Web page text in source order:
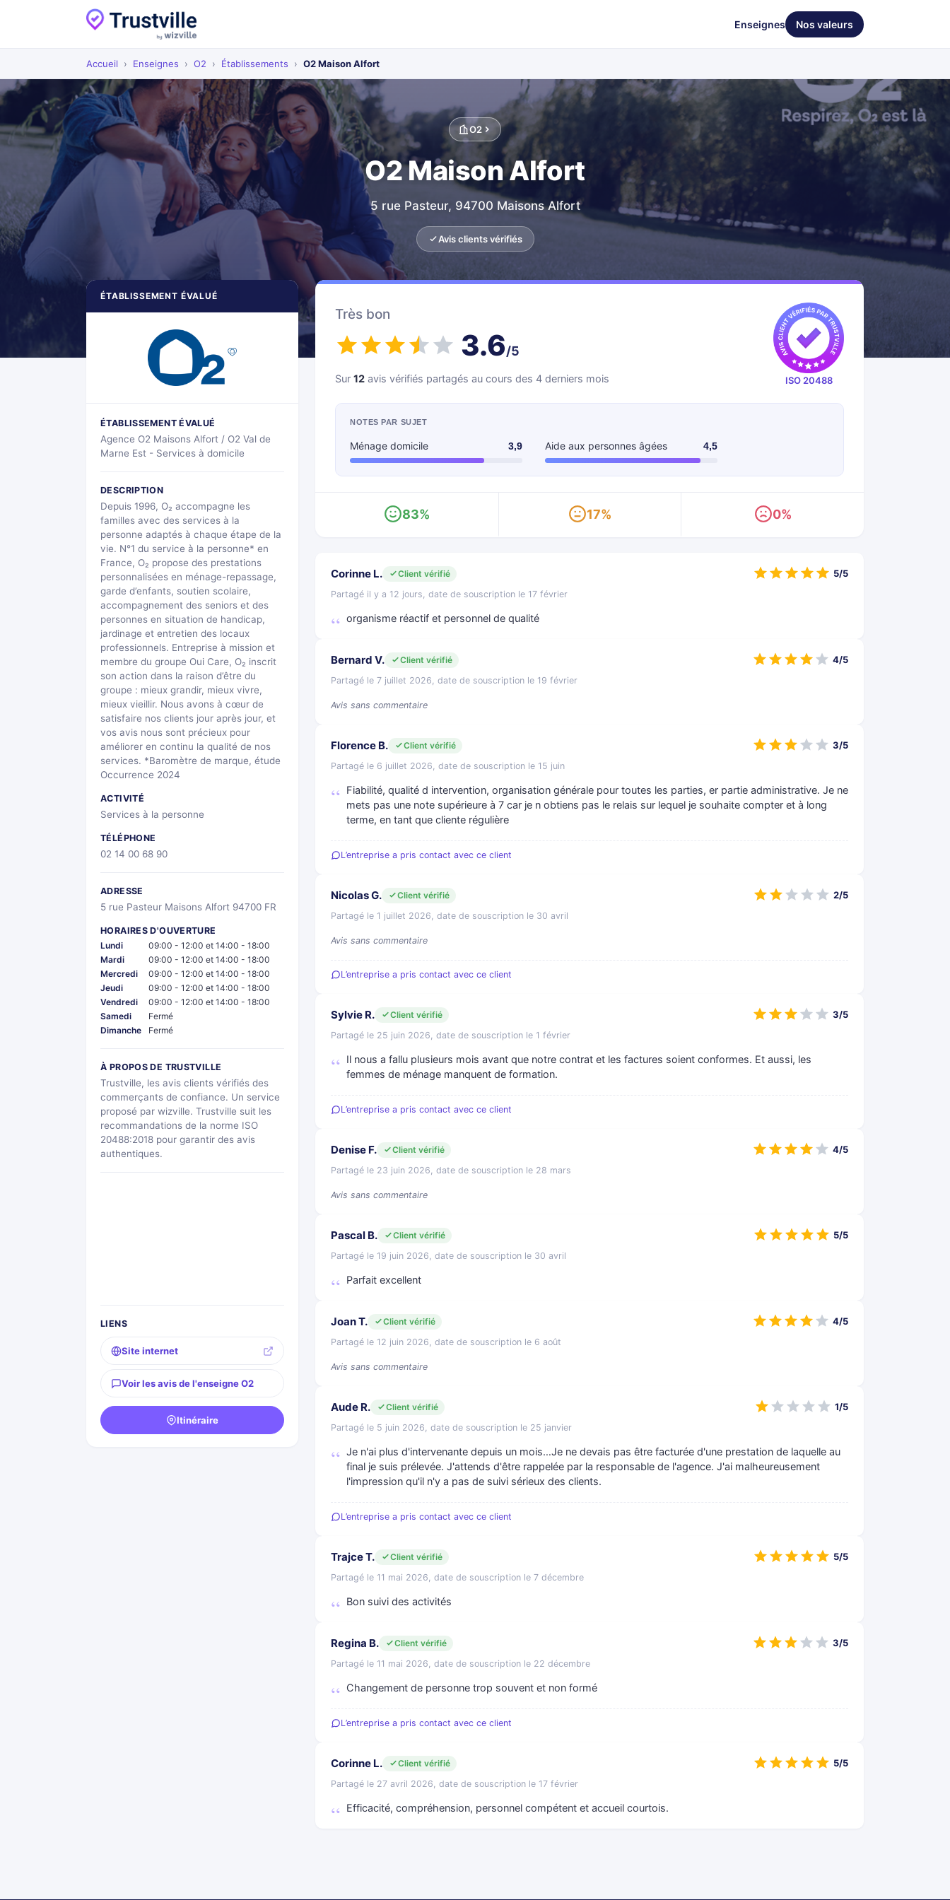
Enseignes Nos valeurs
Accueil › Enseignes › O2 › Établissements › O2 Maison Alfort
O2
O2 Maison Alfort
5 rue Pasteur, 94700 Maisons Alfort
Avis clients vérifiés
ÉTABLISSEMENT ÉVALUÉ
ÉTABLISSEMENT ÉVALUÉ
Agence O2 Maisons Alfort / O2 Val de
Marne Est - Services à domicile
DESCRIPTION
Depuis 1996, O₂ accompagne les
familles avec des services à la
personne adaptés à chaque étape de la
vie. N°1 du service à la personne* en
France, O₂ propose des prestations
personnalisées en ménage-repassage,
garde d’enfants, soutien scolaire,
accompagnement des seniors et des
personnes en situation de handicap,
jardinage et entretien des locaux
professionnels. Entreprise à mission et
membre du groupe Oui Care, O₂ inscrit
son action dans la raison d’être du
groupe : mieux grandir, mieux vivre,
mieux vieillir. Nous avons à cœur de
satisfaire nos clients jour après jour, et
vos avis nous sont précieux pour
améliorer en continu la qualité de nos
services. *Baromètre de marque, étude
Occurrence 2024
ACTIVITÉ
Services à la personne
TÉLÉPHONE
02 14 00 68 90
ADRESSE
5 rue Pasteur Maisons Alfort 94700 FR
HORAIRES D'OUVERTURE
Lundi
09:00 - 12:00 et 14:00 - 18:00
Mardi
09:00 - 12:00 et 14:00 - 18:00
Mercredi
09:00 - 12:00 et 14:00 - 18:00
Jeudi
09:00 - 12:00 et 14:00 - 18:00
Vendredi
09:00 - 12:00 et 14:00 - 18:00
Samedi
Fermé
Dimanche
Fermé
À PROPOS DE TRUSTVILLE
Trustville, les avis clients vérifiés des
commerçants de confiance. Un service
proposé par wizville. Trustville suit les
recommandations de la norme ISO
20488:2018 pour garantir des avis
authentiques.
LIENS
Site internet
Voir les avis de l'enseigne O2
Itinéraire
Très bon
3.6/5
Sur 12 avis vérifiés partagés au cours des 4 derniers mois ISO 20488
NOTES PAR SUJET
Ménage domicile 3,9 Aide aux personnes âgées 4,5
83% 17% 0%
Corinne L.
Client vérifié
Partagé il y a 12 jours, date de souscription le 17 février
organisme réactif et personnel de qualité
5/5
Bernard V.
Client vérifié
Partagé le 7 juillet 2026, date de souscription le 19 février
Avis sans commentaire
4/5
Florence B.
Client vérifié
Partagé le 6 juillet 2026, date de souscription le 15 juin
Fiabilité, qualité d intervention, organisation générale pour toutes les parties, er partie administrative. Je ne
mets pas une note supérieure à 7 car je n obtiens pas le relais sur lequel je souhaite compter et à long
terme, en tant que cliente régulière
3/5
L’entreprise a pris contact avec ce client
Nicolas G.
Client vérifié
Partagé le 1 juillet 2026, date de souscription le 30 avril
Avis sans commentaire
2/5
L’entreprise a pris contact avec ce client
Sylvie R.
Client vérifié
Partagé le 25 juin 2026, date de souscription le 1 février
Il nous a fallu plusieurs mois avant que notre contrat et les factures soient conformes. Et aussi, les
femmes de ménage manquent de formation.
3/5
L’entreprise a pris contact avec ce client
Denise F.
Client vérifié
Partagé le 23 juin 2026, date de souscription le 28 mars
Avis sans commentaire
4/5
Pascal B.
Client vérifié
Partagé le 19 juin 2026, date de souscription le 30 avril
Parfait excellent
5/5
Joan T.
Client vérifié
Partagé le 12 juin 2026, date de souscription le 6 août
Avis sans commentaire
4/5
Aude R.
Client vérifié
Partagé le 5 juin 2026, date de souscription le 25 janvier
Je n'ai plus d'intervenante depuis un mois…Je ne devais pas être facturée d'une prestation de laquelle au
final je suis prélevée. J'attends d'être rappelée par la responsable de l'agence. J'ai malheureusement
l'impression qu'il n'y a pas de suivi sérieux des clients.
1/5
L’entreprise a pris contact avec ce client
Trajce T.
Client vérifié
Partagé le 11 mai 2026, date de souscription le 7 décembre
Bon suivi des activités
5/5
Regina B.
Client vérifié
Partagé le 11 mai 2026, date de souscription le 22 décembre
Changement de personne trop souvent et non formé
3/5
L’entreprise a pris contact avec ce client
Corinne L.
Client vérifié
Partagé le 27 avril 2026, date de souscription le 17 février
Efficacité, compréhension, personnel compétent et accueil courtois.
5/5